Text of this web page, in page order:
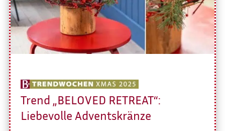
Trend „BELOVED RETREAT“:
Liebevolle Adventskränze